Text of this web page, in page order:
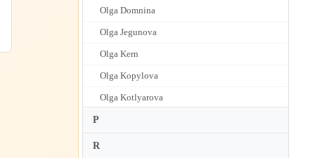
Olga Domnina
Olga Jegunova
Olga Kern
Olga Kopylova
Olga Kotlyarova
P
R